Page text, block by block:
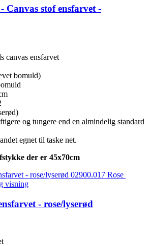
Canvas stof ensfarvet -
canvas ensfarvet
bomuld)
og tungere end en almindelig standard
egnet til taske net.
der er 45x70cm
visning
- rose/lyserød